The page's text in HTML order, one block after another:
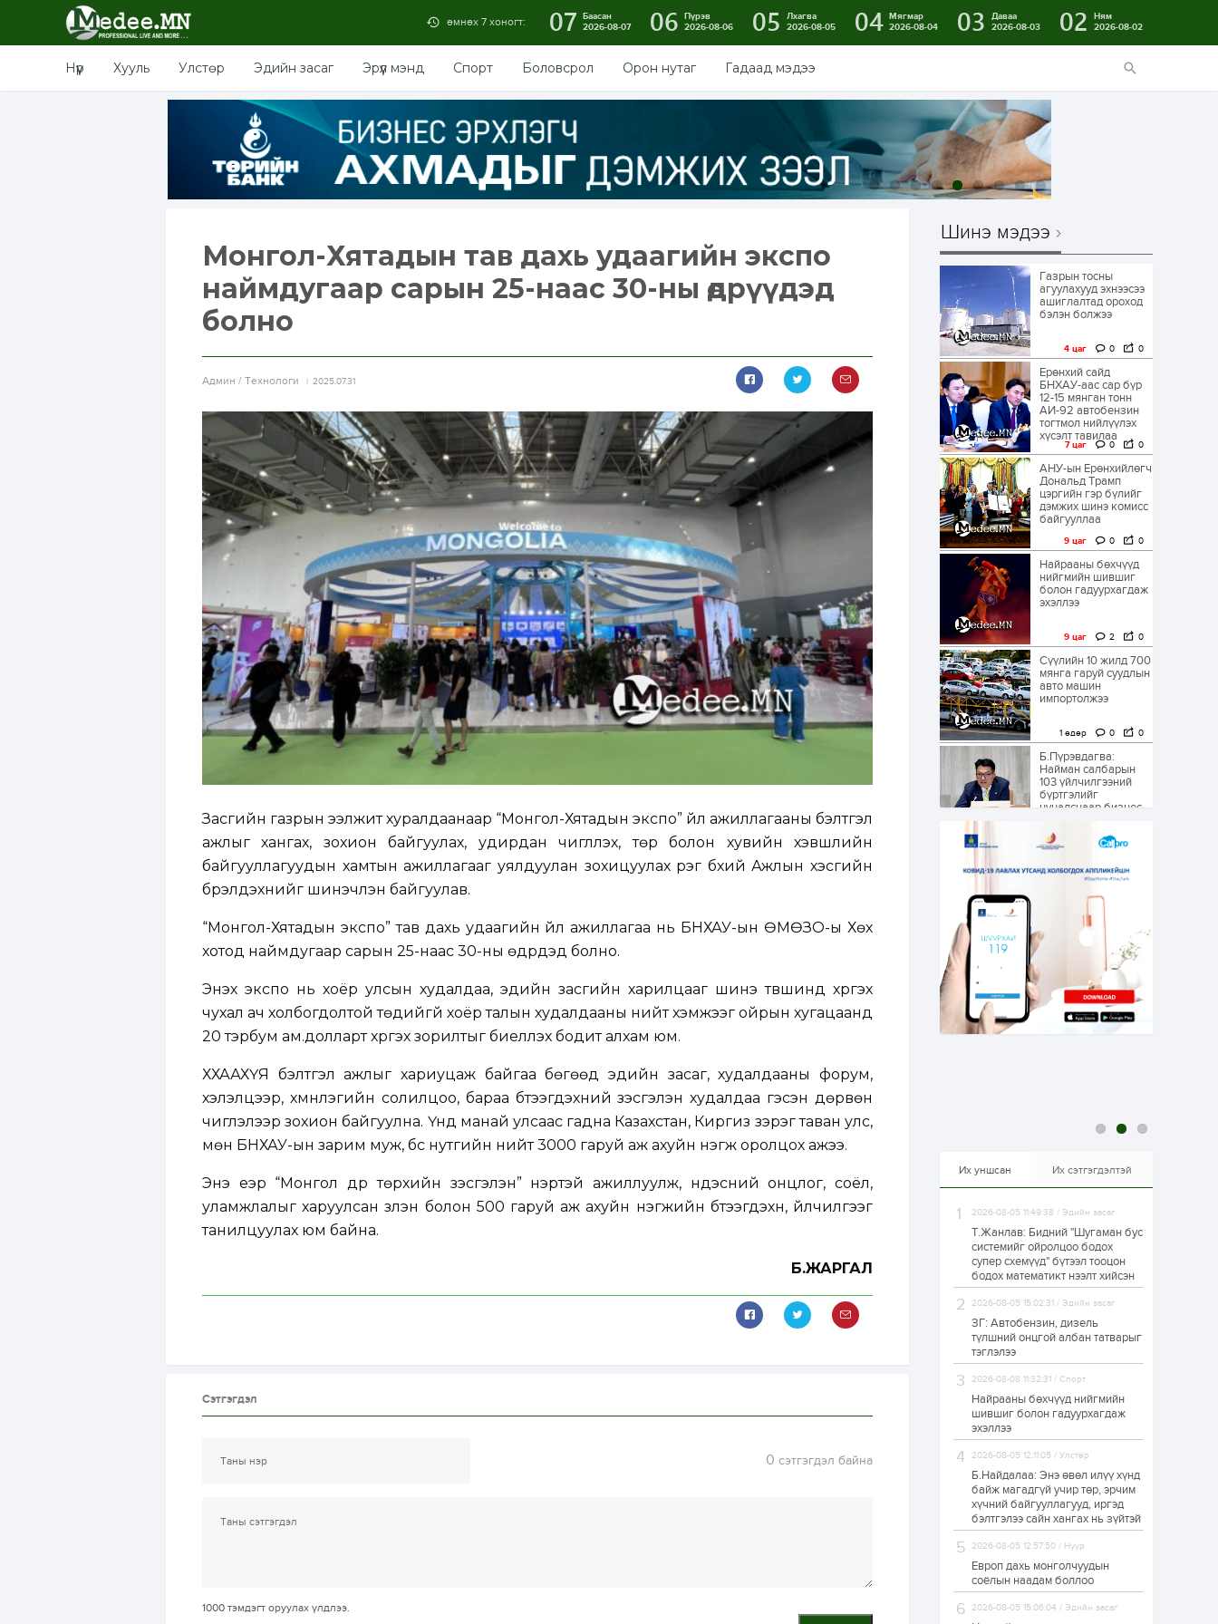
өмнөх 7 хоногт: 07 Баасан
2026-08-07
06 Пүрэв
2026-08-06
05
Лхагва
2026-08-05
04 Мягмар
2026-08-04
03
Даваа
2026-08-03
02
Ням
2026-08-02
Нүүр Хууль Улстөр Эдийн засаг Эрүүл мэнд Спорт Боловсрол Орон нутаг Гадаад мэдээ
Монгол-Хятадын тав дахь удаагийн экспо
наймдугаар сарын 25-наас 30-ны өдрүүдэд
болно
Aдмин / Технологи 2025.07.31
Засгийн газрын ээлжит хуралдаанаар “Монгол-Хятадын экспо” үйл ажиллагааны бэлтгэл
ажлыг хангах, зохион байгуулах, удирдан чиглүүлэх, төр болон хувийн хэвшлийн
байгууллагуудын хамтын ажиллагааг уялдуулан зохицуулах үүрэг бүхий Ажлын хэсгийн
бүрэлдэхүүнийг шинэчлэн байгуулав.
“Монгол-Хятадын экспо” тав дахь удаагийн үйл ажиллагаа нь БНХАУ-ын ӨМӨЗО-ы Хөх
хотод наймдугаар сарын 25-наас 30-ны өдрүүдэд болно.
Энэхүү экспо нь хоёр улсын худалдаа, эдийн засгийн харилцааг шинэ түвшинд хүргэх
чухал ач холбогдолтой төдийгүй хоёр талын худалдааны нийт хэмжээг ойрын хугацаанд
20 тэрбум ам.долларт хүргэх зорилтыг биелүүлэх бодит алхам юм.
ХХААХҮЯ бэлтгэл ажлыг хариуцаж байгаа бөгөөд эдийн засаг, худалдааны форум,
хэлэлцээр, хүмүүнлэгийн солилцоо, бараа бүтээгдэхүүний үзэсгэлэн худалдаа гэсэн дөрвөн
чиглэлээр зохион байгуулна. Үүнд манай улсаас гадна Казахстан, Киргиз зэрэг таван улс,
мөн БНХАУ-ын зарим муж, бүс нутгийн нийт 3000 гаруй аж ахуйн нэгж оролцох ажээ.
Энэ үеэр “Монгол дүр төрхийн үзэсгэлэн” нэртэй ажиллуулж, үндэсний онцлог, соёл,
уламжлалыг харуулсан үзүүлэн болон 500 гаруй аж ахуйн нэгжийн бүтээгдэхүүн, үйлчилгээг
танилцуулах юм байна.
Б.ЖАРГАЛ
Сэтгэгдэл
0 сэтгэгдэл байна
1000 тэмдэгт оруулах үлдлээ.
Шинэ мэдээ
Газрын тосны
агуулахууд эхнээсээ
ашиглалтад ороход
бэлэн болжээ
4 цаг 0 0
Ерөнхий сайд
БНХАУ-аас сар бүр
12-15 мянган тонн
АИ-92 автобензин
тогтмол нийлүүлэх
хүсэлт тавилаа
7 цаг 0 0
АНУ-ын Ерөнхийлөгч
Дональд Трамп
цэргийн гэр бүлийг
дэмжих шинэ комисс
байгууллаа
9 цаг 0 0
Найрааны бөхчүүд
нийгмийн шившиг
болон гадуурхагдаж
эхэллээ
9 цаг 2 0
Сүүлийн 10 жилд 700
мянга гаруй суудлын
авто машин
импортолжээ
1 өдөр 0 0
Б.Пүрэвдагва:
Найман салбарын
103 үйлчилгээний
бүртгэлийг
цуцалснаар бизнес
Долдугаар сард
709.503 зөрчил
бүртгэгджээ
1 өдөр
Цалинтай ээжийн 50
мянган төгрөгийн
тэтгэмжийг 500
мянгад хүргэх
өргөдөлд санал авч
эхэлжээ
1 өдөр 2
өсөж байна
1 өдөр 0
Худалдагч
Н.Амарзаяа:
Дэлгүүрийн 32
хуудастай өрийн
дэвтэр долоо хоногт
л дүүрдэг
1 өдөр 0
Б.Хулан дэлхийн
аварга боллоо
1 өдөр 0
намрын экспортын
орлого Монголд
юм
1 өдөр 0
Автомашины улсын
тоогоор төгссөн бол
өнөөдөр шатахуун
авна
Их уншсан Их сэтгэгдэлтэй
2026-08-05 11:49:38 / Эдийн засаг
Т.Жанлав: Бидний "Шугаман бус
системийг ойролцоо бодох
супер схемүүд" бүтээл тооцон
бодох математикт нээлт хийсэн
2026-08-05 15:02:31 / Эдийн засаг
ЗГ: Автобензин, дизель
түлшний онцгой албан татварыг
тэглэлээ
2026-08-08 11:32:31 / Спорт
Найрааны бөхчүүд нийгмийн
шившиг болон гадуурхагдаж
эхэллээ
2026-08-05 12:11:05 / Улстөр
Б.Найдалаа: Энэ өвөл илүү хүнд
байж магадгүй учир төр, эрчим
хүчний байгууллагууд, иргэд
бэлтгэлээ сайн хангах нь зүйтэй
2026-08-05 12:57:50 / Нүүр
Европ дахь монголчуудын
соёлын наадам боллоо
2026-08-05 15:06:04 / Эдийн засаг